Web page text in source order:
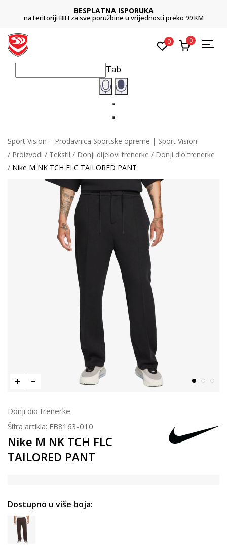
BESPLATNA ISPORUKA
na teritoriji BIH za sve poružbine u vrijednosti preko 99 KM
0 0
Tab
Sport Vision – Prodavnica Sportske opreme | Sport Vision
Proizvodi
Tekstil Donji dijelovi trenerke
Donji dio trenerke
Nike M NK TCH FLC TAILORED PANT
Donji dio trenerke
Šifra artikla: FB8163-010
Nike M NK TCH FLC
TAILORED PANT
Dostupno u više boja: